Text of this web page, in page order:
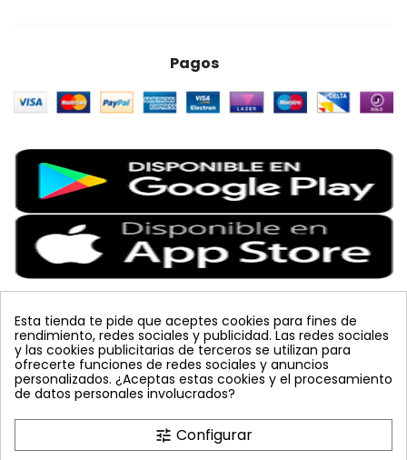
Pagos
Etiquetas Populares
colmena vacuna arbol planta
placa
bombus terrestris
mosquero feromona
mariquita
amarillo sin carnet
inyecciones tronco
trampa cromática JED
Esta tienda te pide que aceptes cookies para fines de
rendimiento, redes sociales y publicidad. Las redes sociales
y las cookies publicitarias de terceros se utilizan para
ofrecerte funciones de redes sociales y anuncios
personalizados. ¿Aceptas estas cookies y el procesamiento
de datos personales involucrados?
tune Configurar